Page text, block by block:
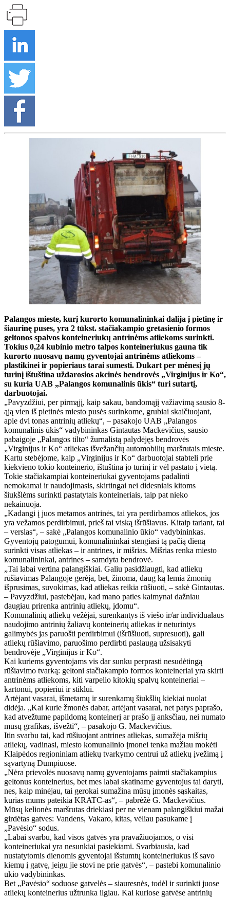
Palangos mieste, kurį kurorto komunalininkai dalija į pietinę ir
šiaurinę puses, yra 2 tūkst. stačiakampio gretasienio formos
geltonos spalvos konteineriukų antrinėms atliekoms surinkti.
Tokius 0,24 kubinio metro talpos konteineriukus gauna tik
kurorto nuosavų namų gyventojai antrinėms atliekoms –
plastikinei ir popieriaus tarai sumesti. Dukart per mėnesį jų
turinį ištuština uždarosios akcinės bendrovės „Virginijus ir Ko“,
su kuria UAB „Palangos komunalinis ūkis“ turi sutartį,
darbuotojai.
„Pavyzdžiui, per pirmąjį, kaip sakau, bandomąjį važiavimą sausio 8-
ąją vien iš pietinės miesto pusės surinkome, grubiai skaičiuojant,
apie dvi tonas antrinių atliekų“, – pasakojo UAB „Palangos
komunalinis ūkis“ vadybininkas Gintautas Mackevičius, sausio
pabaigoje „Palangos tilto“ žurnalistą palydėjęs bendrovės
„Virginijus ir Ko“ atliekas išvežančių automobilių maršrutais mieste.
Kartu stebėjome, kaip „Virginijus ir Ko“ darbuotojai stabteli prie
kiekvieno tokio konteinerio, ištuština jo turinį ir vėl pastato į vietą.
Tokie stačiakampiai konteineriukai gyventojams padalinti
nemokamai ir naudojimasis, skirtingai nei didesniais kitoms
šiukšlėms surinkti pastatytais konteineriais, taip pat nieko
nekainuoja.
„Kadangi į juos metamos antrinės, tai yra perdirbamos atliekos, jos
yra vežamos perdirbimui, prieš tai viską išrūšiavus. Kitaip tariant, tai
– verslas“, – sakė „Palangos komunalinio ūkio“ vadybininkas.
Gyventojų patogumui, komunalininkai stengiasi tą pačią dieną
surinkti visas atliekas – ir antrines, ir mišrias. Mišrias renka miesto
komunalininkai, antrines – samdyta bendrovė.
„Tai labai vertina palangiškiai. Galiu pasidžiaugti, kad atliekų
rūšiavimas Palangoje gerėja, bet, žinoma, daug ką lemia žmonių
išprusimas, suvokimas, kad atliekas reikia rūšiuoti, – sakė Gintautas.
– Pavyzdžiui, pastebėjau, kad mano paties kaimynai dažniau
daugiau prirenka antrinių atliekų, įdomu“.
Komunalinių atliekų vežėjai, surenkantys iš viešo ir/ar individualaus
naudojimo antrinių žaliavų konteinerių atliekas ir neturintys
galimybės jas paruošti perdirbimui (išrūšiuoti, supresuoti), gali
atliekų rūšiavimo, paruošimo perdirbti paslaugą užsisakyti
bendrovėje „Virginijus ir Ko“.
Kai kuriems gyventojams vis dar sunku perprasti nesudėtingą
rūšiavimo tvarką: geltoni stačiakampio formos konteineriai yra skirti
antrinėms atliekoms, kiti varpelio kitokių spalvų konteineriai –
kartonui, popieriui ir stiklui.
Artėjant vasarai, išmetamų ir surenkamų šiukšlių kiekiai nuolat
didėja. „Kai kurie žmonės dabar, artėjant vasarai, net patys paprašo,
kad atvežtume papildomą konteinerį ar prašo jį anksčiau, nei numato
mūsų grafikas, išvežti“, – pasakojo G. Mackevičius.
Itin svarbu tai, kad rūšiuojant antrines atliekas, sumažėja mišrių
atliekų, vadinasi, miesto komunalinio įmonei tenka mažiau mokėti
Klaipėdos regioniniam atliekų tvarkymo centrui už atliekų įvežimą į
sąvartyną Dumpiuose.
„Nėra prievolės nuosavų namų gyventojams paimti stačiakampius
geltonus konteinerius, bet mes labai skatiname gyventojus tai daryti,
nes, kaip minėjau, tai gerokai sumažina mūsų įmonės sąskaitas,
kurias mums pateikia KRATC-as“, – pabrėžė G. Mackevičius.
Mūsų kelionės maršrutas driekiasi per ne vienam palangiškiui mažai
girdėtas gatves: Vandens, Vakaro, kitas, vėliau pasukame į
„Pavėsio“ sodus.
„Labai svarbu, kad visos gatvės yra pravažiuojamos, o visi
konteineriukai yra nesunkiai pasiekiami. Svarbiausia, kad
nustatytomis dienomis gyventojai išstumtų konteineriukus iš savo
kiemų į gatvę, jeigu jie stovi ne prie gatvės“, – pastebi komunalinio
ūkio vadybininkas.
Bet „Pavėsio“ soduose gatvelės – siauresnės, todėl ir surinkti juose
atliekų konteinerius užtrunka ilgiau. Kai kuriose gatvėse antrinių